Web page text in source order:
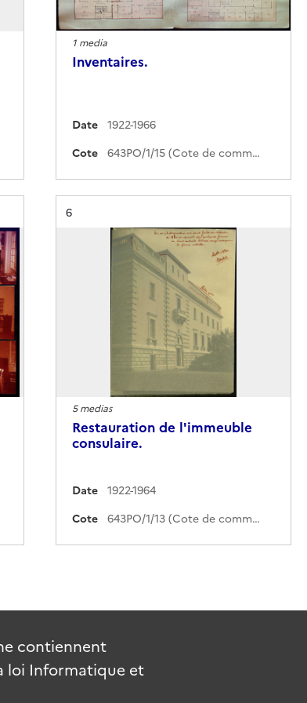
1 media
Inventaires.
Date
1922-1966
Cote
643PO/1/15 (Cote de commande)
Résultat n°
6
5 medias
Restauration de l'immeuble
consulaire.
Date
1922-1964
Cote
643PO/1/13 (Cote de commande)
contiennent
loi Informatique et